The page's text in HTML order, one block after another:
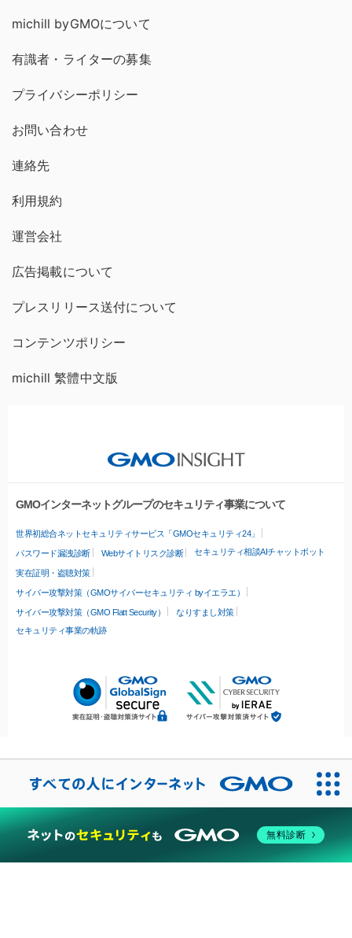
michill byGMOについて
有識者・ライターの募集
プライバシーポリシー
お問い合わせ
連絡先
利用規約
運営会社
広告掲載について
プレスリリース送付について
コンテンツポリシー
michill 繁體中文版
GMOインターネットグループのセキュリティ事業について
世界初総合ネットセキュリティサービス「GMOセキュリティ24」
パスワード漏洩診断 Webサイトリスク診断 セキュリティ相談AIチャットボット
実在証明・盗聴対策
サイバー攻撃対策（GMOサイバーセキュリティ byイエラエ）
サイバー攻撃対策（GMO Flatt Security）
なりすまし対策
セキュリティ事業の軌跡
無料診断